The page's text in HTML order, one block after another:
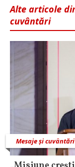
Alte articole
cuvântări
Mesaje și cuvântări